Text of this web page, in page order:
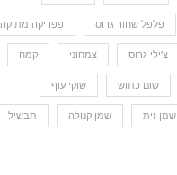
פלפל שחור גרוס פפריקה מתוקה
צ'ילי גרוס צמחוני קמח
שום כתוש שוקי עוף
שמן זית שמן קנולה תבשיל